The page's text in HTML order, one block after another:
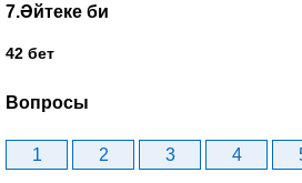
7.Әйтеке би
42 бет
Вопросы
1 2 3 4